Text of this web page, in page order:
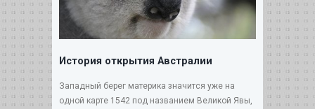
История открытия Австралии
Западный берег материка значится уже на
одной карте 1542 под названием Великой Явы,